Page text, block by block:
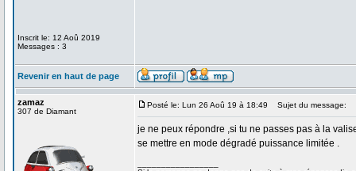
Inscrit le: 12 Aoû 2019
Messages : 3
Revenir en haut de page
zamaz
307 de Diamant
Posté le: Lun 26 Aoû 19 à 18:49 Sujet du message:
je ne peux répondre ,si tu ne passes pas à la
se mettre en mode dégradé puissance limitée .